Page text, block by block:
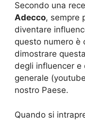
Secondo una
Adecco, sempre
diventare
questo numero è
dimostrare
degli influencer
generale
nostro Paese.
Quando si